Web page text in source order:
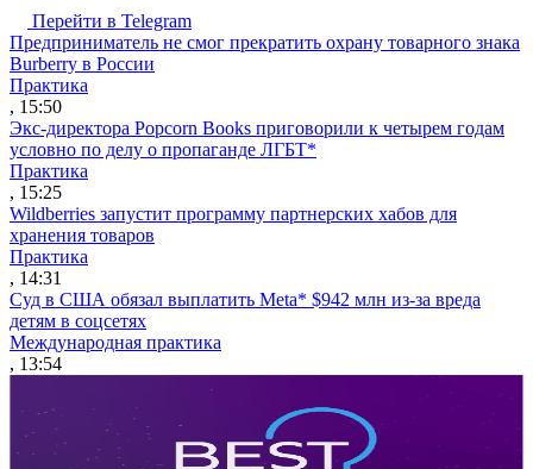
Перейти в Telegram
Предприниматель не смог прекратить охрану товарного знака
Burberry в России
Практика
, 15:50
Экс-директора Popcorn Books приговорили к четырем годам
условно по делу о пропаганде ЛГБТ*
Практика
, 15:25
Wildberries запустит программу партнерских хабов для
хранения товаров
Практика
, 14:31
Суд в США обязал выплатить Meta* $942 млн из-за вреда
детям в соцсетях
Международная практика
, 13:54